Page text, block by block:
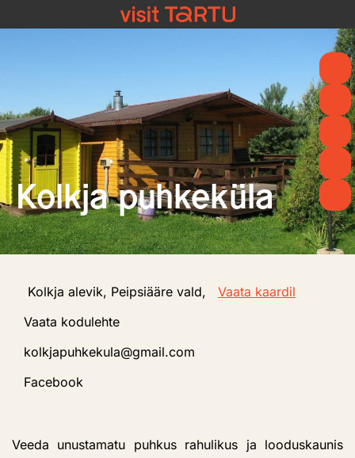
Kolkja puhkeküla
Kolkja alevik, Peipsiääre vald,
Vaata kaardil
Vaata kodulehte
kolkjapuhkekula@gmail.com
Facebook
Veeda unustamatu puhkus rahulikus ja looduskaunis